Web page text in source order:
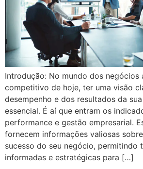
Introdução: No mundo dos negócios
competitivo de hoje, ter uma visão
desempenho e dos resultados da
essencial. É aí que entram os
performance e gestão empresarial.
fornecem informações valiosas
sucesso do seu negócio, permitindo
informadas e estratégicas para […]